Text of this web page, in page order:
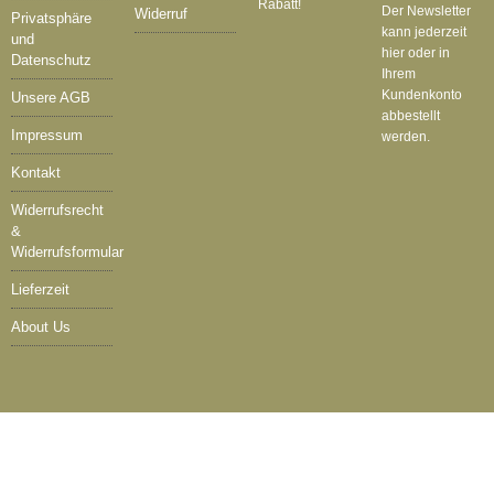
Privatsphäre
und
Datenschutz
Unsere AGB
Impressum
Kontakt
Widerrufsrecht
&
Widerrufsformular
Lieferzeit
About Us
Widerruf
Rabatt!
Der Newsletter
kann jederzeit
hier oder in
Ihrem
Kundenkonto
abbestellt
werden.